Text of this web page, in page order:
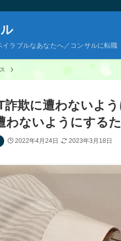
イラブルなあなたへ／コンサルに転職
詐欺に遭わないよ
わないようにする
2022年4月24日 2023年3月18日